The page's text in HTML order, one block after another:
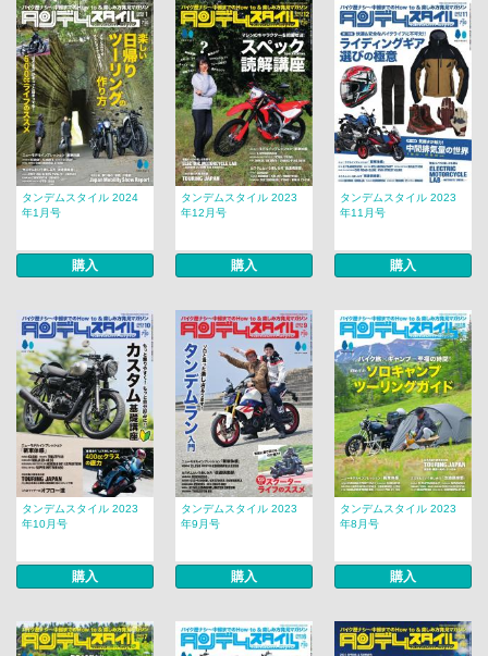
タンデムスタイル 2024
年1月号
購入
タンデムスタイル 2023
年12月号
購入
タンデムスタイル 2023
年11月号
購入
タンデムスタイル 2023
年10月号
購入
タンデムスタイル 2023
年9月号
購入
タンデムスタイル 2023
年8月号
購入